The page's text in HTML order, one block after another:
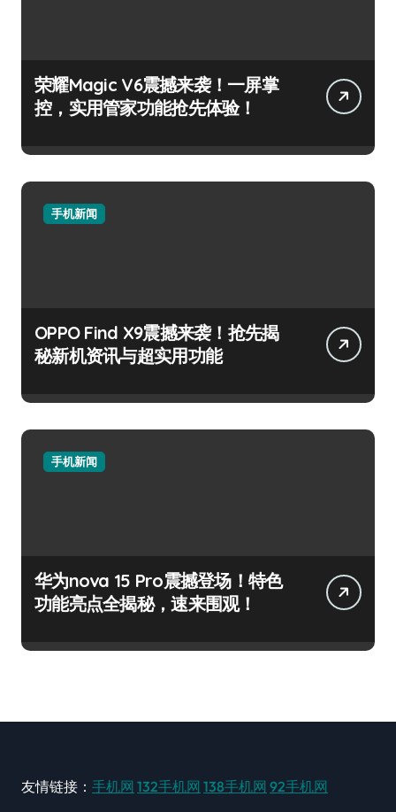
荣耀Magic V6震撼来袭！一屏掌
控，实用管家功能抢先体验！
手机新闻
OPPO Find X9震撼来袭！抢先揭
秘新机资讯与超实用功能
手机新闻
华为nova 15 Pro震撼登场！特色
功能亮点全揭秘，速来围观！
友情链接： 手机网 132手机网 138手机网 92手机网